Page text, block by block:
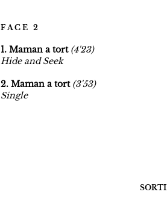
F A C E 2
1. Maman a tort (4'23)
Hide and Seek
2. Maman a tort (3'53)
Single